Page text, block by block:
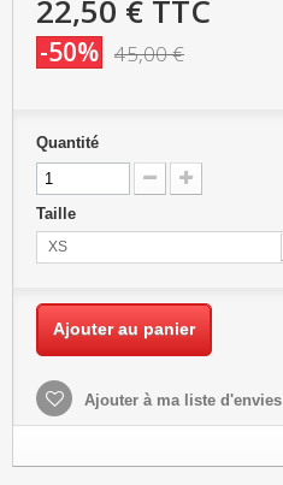
22,50 € TTC
-50% 45,00 €
Quantité
Taille
XS
Ajouter au panier
Ajouter à ma liste d'envies